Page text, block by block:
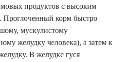
продуктов с высоким
Проглоченный корм быстро
мускулистому
желудку человека), а затем к
В желудке гуся